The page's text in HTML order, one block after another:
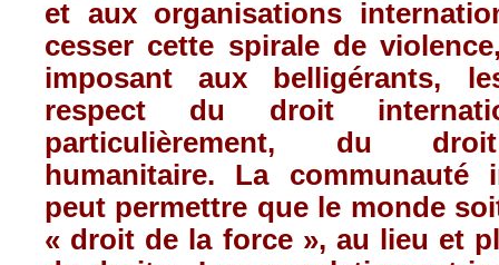
et aux organisations
cesser cette spirale de
imposant aux belligérants,
respect du droit
particulièrement, du
humanitaire. La communauté
peut permettre que le monde
« droit de la force », au lieu et